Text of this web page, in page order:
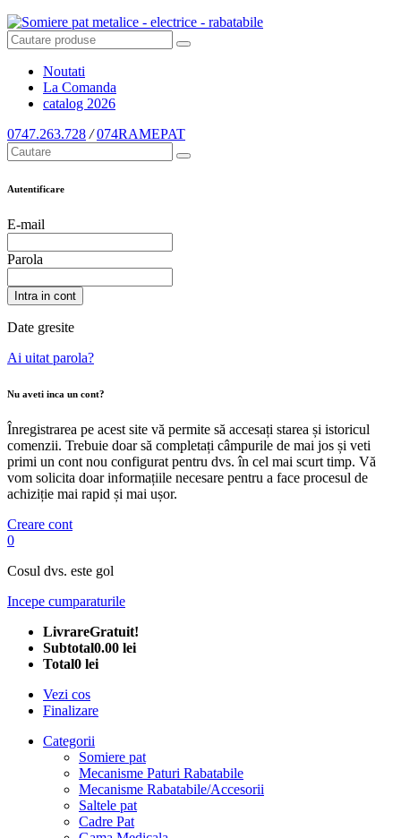
Noutati
La Comanda
catalog 2026
0747.263.728 / 074RAMEPAT
Autentificare
E-mail
Parola
Intra in cont
Date gresite
Ai uitat parola?
Nu aveti inca un cont?
Înregistrarea pe acest site vă permite să accesați starea și istoricul
comenzii. Trebuie doar să completați câmpurile de mai jos și veti
primi un cont nou configurat pentru dvs. în cel mai scurt timp. Vă
vom solicita doar informațiile necesare pentru a face procesul de
achiziție mai rapid și mai ușor.
Creare cont
0
Cosul dvs. este gol
Incepe cumparaturile
LivrareGratuit!
Subtotal0.00 lei
Total0 lei
Vezi cos
Finalizare
Categorii
Somiere pat
Mecanisme Paturi Rabatabile
Mecanisme Rabatabile/Accesorii
Saltele pat
Cadre Pat